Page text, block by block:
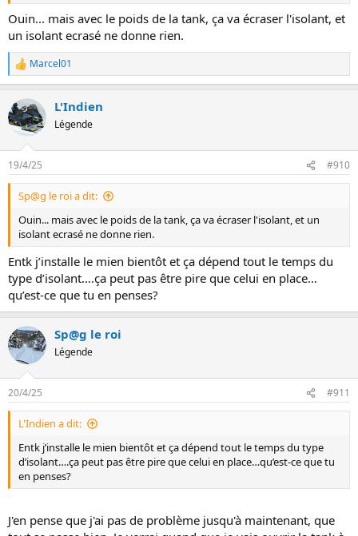
Ouin... mais avec le poids de la tank, ça va écraser l'isolant, et
un isolant ecrasé ne donne rien.
L
e
r
é
a
i
o
n
Marcel01
L'Indien
Légende
19/4/25 #910
Sp@g le roi a dit:
Ouin... mais avec le poids de la tank, ça va écraser l'isolant, et un
isolant ecrasé ne donne rien.
Entk j’installe le mien bientôt et ça dépend tout le temps du
type d’isolant….ça peut pas être pire que celui en place…
qu’est-ce que tu en penses?
Sp@g le roi
Légende
20/4/25 #911
L'Indien a dit:
Entk j’installe le mien bientôt et ça dépend tout le temps du type
d’isolant….ça peut pas être pire que celui en place…qu’est-ce que tu
en penses?
J'en pense que j'ai pas de problème jusqu'à maintenant, que